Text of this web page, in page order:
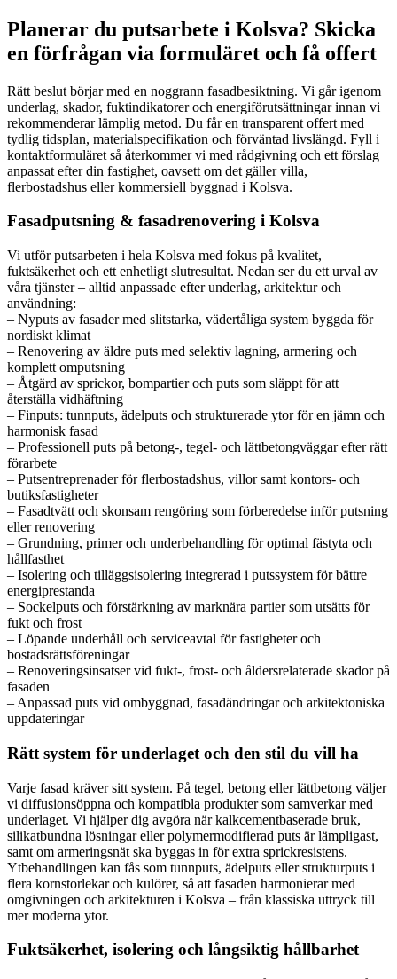
Planerar du putsarbete i Kolsva? Skicka
en förfrågan via formuläret och få offert
Rätt beslut börjar med en noggrann fasadbesiktning. Vi går igenom
underlag, skador, fuktindikatorer och energiförutsättningar innan vi
rekommenderar lämplig metod. Du får en transparent offert med
tydlig tidsplan, materialspecifikation och förväntad livslängd. Fyll i
kontaktformuläret så återkommer vi med rådgivning och ett förslag
anpassat efter din fastighet, oavsett om det gäller villa,
flerbostadshus eller kommersiell byggnad i Kolsva.
Fasadputsning & fasadrenovering i Kolsva
Vi utför putsarbeten i hela Kolsva med fokus på kvalitet,
fuktsäkerhet och ett enhetligt slutresultat. Nedan ser du ett urval av
våra tjänster – alltid anpassade efter underlag, arkitektur och
användning:
– Nyputs av fasader med slitstarka, vädertåliga system byggda för
nordiskt klimat
– Renovering av äldre puts med selektiv lagning, armering och
komplett omputsning
– Åtgärd av sprickor, bompartier och puts som släppt för att
återställa vidhäftning
– Finputs: tunnputs, ädelputs och strukturerade ytor för en jämn och
harmonisk fasad
– Professionell puts på betong-, tegel- och lättbetongväggar efter rätt
förarbete
– Putsentreprenader för flerbostadshus, villor samt kontors- och
butiksfastigheter
– Fasadtvätt och skonsam rengöring som förberedelse inför putsning
eller renovering
– Grundning, primer och underbehandling för optimal fästyta och
hållfasthet
– Isolering och tilläggsisolering integrerad i putssystem för bättre
energiprestanda
– Sockelputs och förstärkning av marknära partier som utsätts för
fukt och frost
– Löpande underhåll och serviceavtal för fastigheter och
bostadsrättsföreningar
– Renoveringsinsatser vid fukt-, frost- och åldersrelaterade skador på
fasaden
– Anpassad puts vid ombyggnad, fasadändringar och arkitektoniska
uppdateringar
Rätt system för underlaget och den stil du vill ha
Varje fasad kräver sitt system. På tegel, betong eller lättbetong väljer
vi diffusionsöppna och kompatibla produkter som samverkar med
underlaget. Vi hjälper dig avgöra när kalkcementbaserade bruk,
silikatbundna lösningar eller polymermodifierad puts är lämpligast,
samt om armeringsnät ska byggas in för extra sprickresistens.
Ytbehandlingen kan fås som tunnputs, ädelputs eller strukturputs i
flera kornstorlekar och kulörer, så att fasaden harmonierar med
omgivningen och arkitekturen i Kolsva – från klassiska uttryck till
mer moderna ytor.
Fuktsäkerhet, isolering och långsiktig hållbarhet